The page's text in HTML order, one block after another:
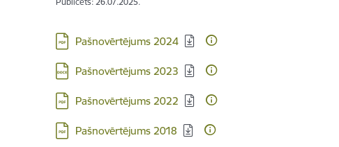
Lejupielādēt:
Pašnovērtējums 2024
Lejupielādēt:
Pašnovērtējums 2023
Lejupielādēt:
Pašnovērtējums 2022
Lejupielādēt:
Pašnovērtējums 2018